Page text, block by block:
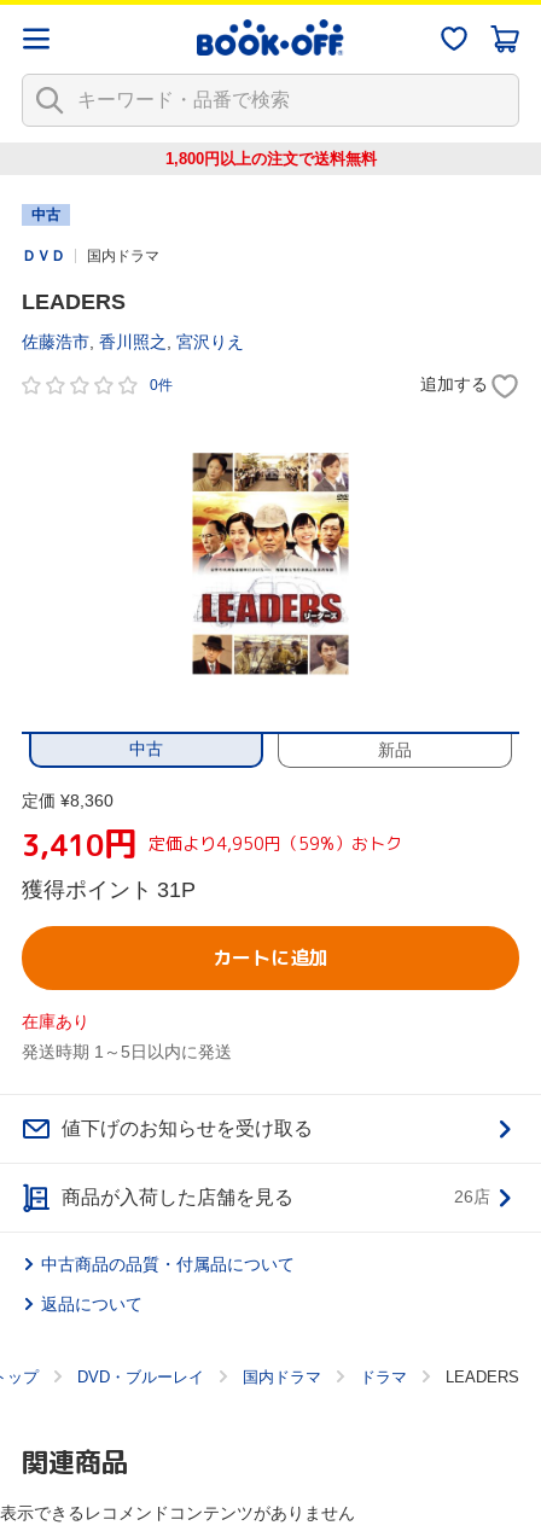
1,800円以上の注文で送料無料
中古
ＤＶＤ 国内ドラマ
LEADERS
佐藤浩市 香川照之 宮沢りえ
0件 追加する
中古 新品
定価 ¥8,360
3,410円 定価より4,950円（59%）おトク
獲得ポイント 31P
カートに追加
在庫あり
発送時期 1～5日以内に発送
値下げのお知らせを受け取る
商品が入荷した店舗を見る 26店
中古商品の品質・付属品について
返品について
ップ DVD・ブルーレイ 国内ドラマ ドラマ LEADERS
関連商品
表示できるレコメンドコンテンツがありません